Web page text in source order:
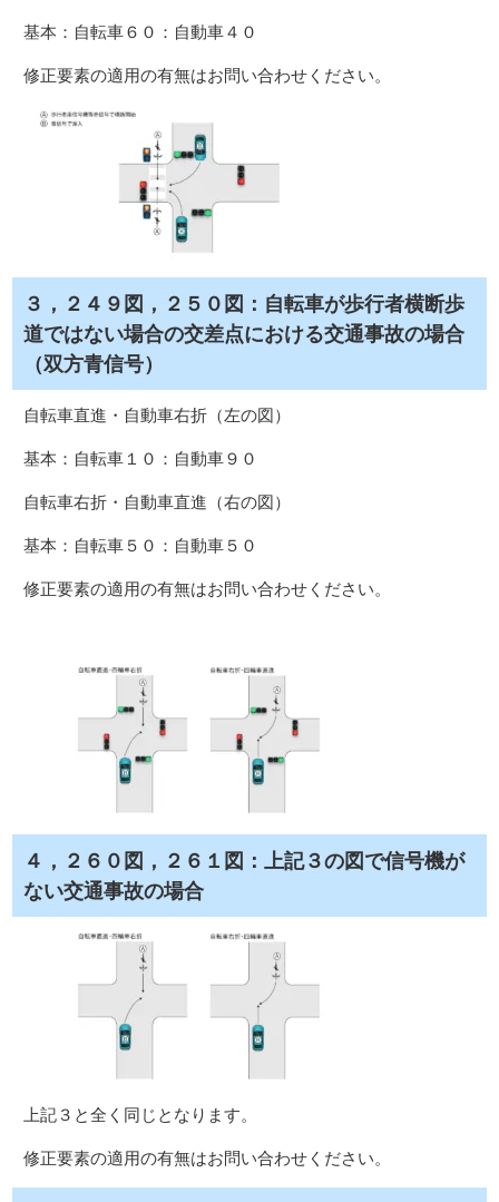
基本：自転車６０：自動車４０
修正要素の適用の有無はお問い合わせください。
３，２４９図，２５０図：自転車が歩行者横断歩
道ではない場合の交差点における交通事故の場合
（双方青信号）
自転車直進・自動車右折（左の図）
基本：自転車１０：自動車９０
自転車右折・自動車直進（右の図）
基本：自転車５０：自動車５０
修正要素の適用の有無はお問い合わせください。
４，２６０図，２６１図：上記３の図で信号機が
ない交通事故の場合
上記３と全く同じとなります。
修正要素の適用の有無はお問い合わせください。